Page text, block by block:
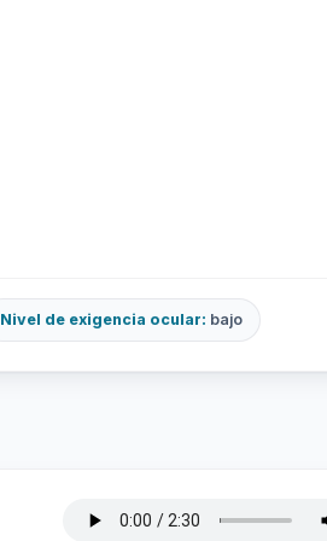
Nivel de exigencia ocular: bajo